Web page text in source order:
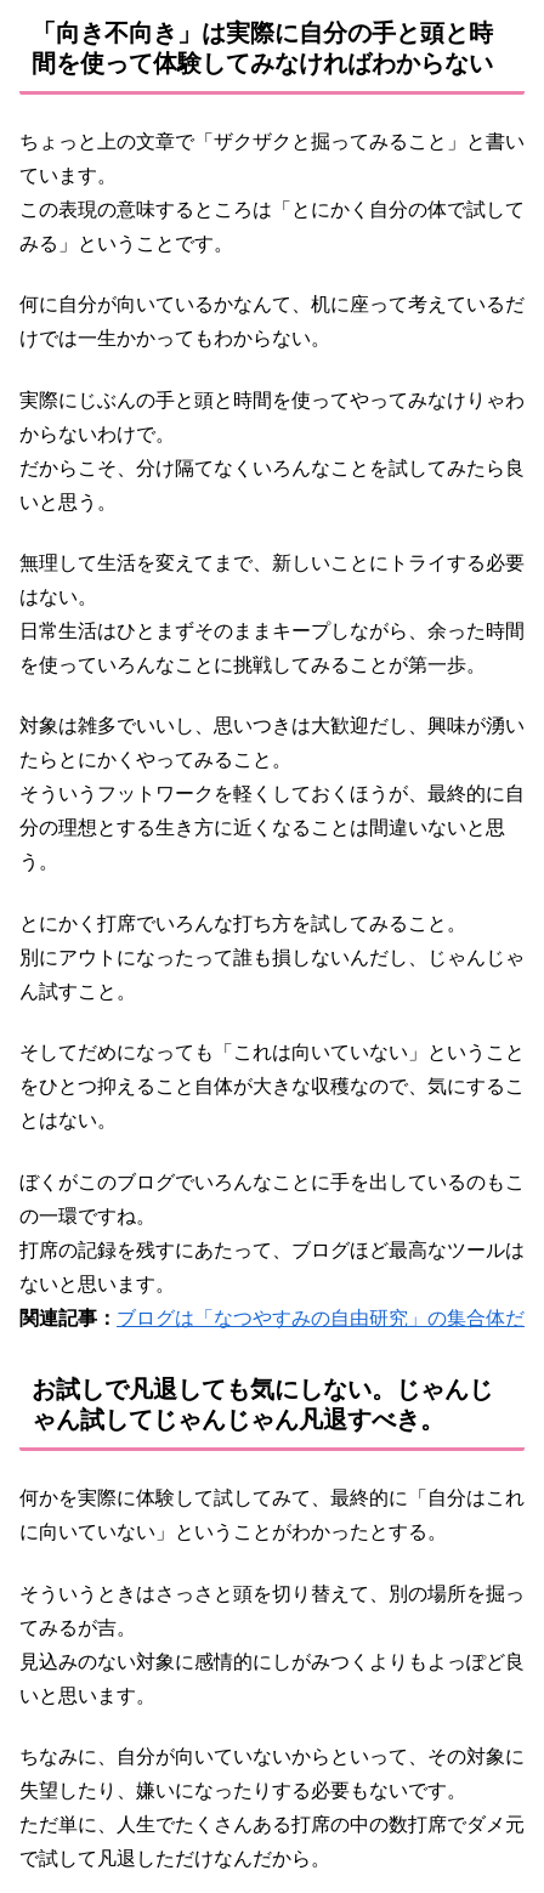
「向き不向き」は実際に自分の手と頭と時
間を使って体験してみなければわからない
ちょっと上の文章で「ザクザクと掘ってみること」と書い
ています。
この表現の意味するところは「とにかく自分の体で試して
みる」ということです。
何に自分が向いているかなんて、机に座って考えているだ
けでは一生かかってもわからない。
実際にじぶんの手と頭と時間を使ってやってみなけりゃわ
からないわけで。
だからこそ、分け隔てなくいろんなことを試してみたら良
いと思う。
無理して生活を変えてまで、新しいことにトライする必要
はない。
日常生活はひとまずそのままキープしながら、余った時間
を使っていろんなことに挑戦してみることが第一歩。
対象は雑多でいいし、思いつきは大歓迎だし、興味が湧い
たらとにかくやってみること。
そういうフットワークを軽くしておくほうが、最終的に自
分の理想とする生き方に近くなることは間違いないと思
う。
とにかく打席でいろんな打ち方を試してみること。
別にアウトになったって誰も損しないんだし、じゃんじゃ
ん試すこと。
そしてだめになっても「これは向いていない」ということ
をひとつ抑えること自体が大きな収穫なので、気にするこ
とはない。
ぼくがこのブログでいろんなことに手を出しているのもこ
の一環ですね。
打席の記録を残すにあたって、ブログほど最高なツールは
ないと思います。
関連記事： ブログは「なつやすみの自由研究」の集合体だ
お試しで凡退しても気にしない。じゃんじ
ゃん試してじゃんじゃん凡退すべき。
何かを実際に体験して試してみて、最終的に「自分はこれ
に向いていない」ということがわかったとする。
そういうときはさっさと頭を切り替えて、別の場所を掘っ
てみるが吉。
見込みのない対象に感情的にしがみつくよりもよっぽど良
いと思います。
ちなみに、自分が向いていないからといって、その対象に
失望したり、嫌いになったりする必要もないです。
ただ単に、人生でたくさんある打席の中の数打席でダメ元
で試して凡退しただけなんだから。